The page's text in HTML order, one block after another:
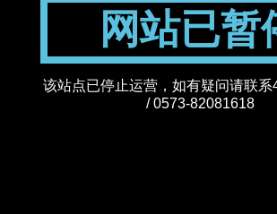
网站已暂
该站点已停止运营，如有疑问请联系
/ 0573-82081618